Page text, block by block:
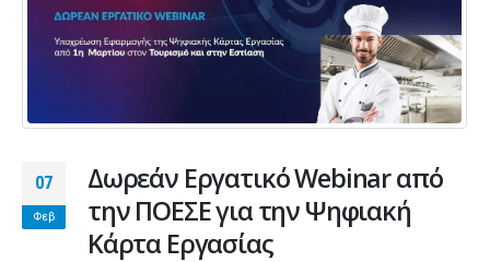
07
Φεβ
Δωρεάν Εργατικό Webinar από
την ΠΟΕΣΕ για την Ψηφιακή
Κάρτα Εργασίας